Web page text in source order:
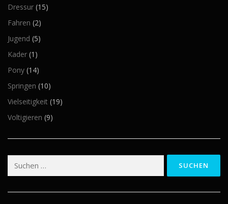
Dressur (15)
Fahren (2)
Jugend (5)
Kader (1)
Pony (14)
Springen (10)
Vielseitigkeit (19)
Voltigieren (9)
Suchen